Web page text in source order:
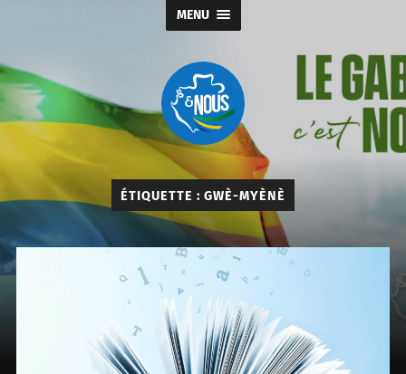
MENU
Gabon
&
nous
ÉTIQUETTE : GWÈ-MYÈNÈ